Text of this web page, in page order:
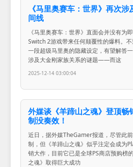
《马里奥赛车：世界》再次
间线
《马里奥赛车：世界》直面会并没有为
Switch 2游戏带来任何颠覆性的爆料。
一段超级马里奥的隐藏设定，有望解答一
涉及大金刚家族关系的谜题——而这
2025-12-14 03:00:04
外媒谈《羊蹄山之魂》登顶畅
制没奏效！
近日，据外媒TheGamer报道，尽管此
制，但《羊蹄山之魂》似乎注定会成为
销大作，目前它已是全球PS商店预购榜
之魂》取得巨大成功